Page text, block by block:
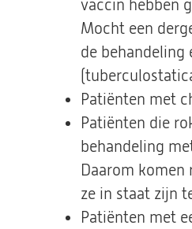
vaccin hebben
Mocht een
de behandeling
Patiënten met
Patiënten die
behandeling
Daarom
ze in staat zijn
Patiënten met